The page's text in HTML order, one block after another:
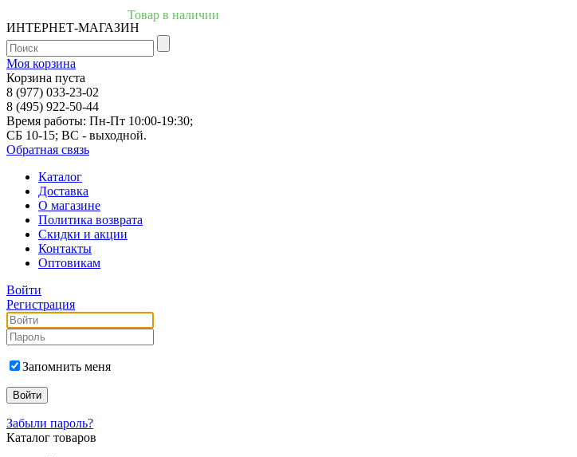
ИНТЕРНЕТ-МАГАЗИН
Моя корзина
Корзина пуста
8 (977) 033-23-02
8 (495) 922-50-44
Время работы: Пн-Пт 10:00-19:30;
СБ 10-15; ВС - выходной.
Обратная связь
Каталог
Доставка
О магазине
Политика возврата
Скидки и акции
Контакты
Оптовикам
Войти
Регистрация
Запомнить меня
Забыли пароль?
Каталог товаров
Товар в наличии